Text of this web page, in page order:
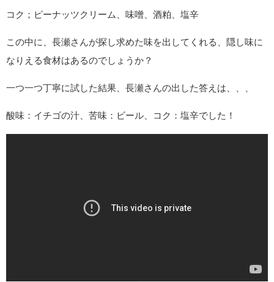
コク；ピーナッツクリーム、味噌、酒粕、塩辛
この中に、長瀬さんが探し求めた味を出してくれる、隠し味に
なりえる食材はあるのでしょうか？
一つ一つ丁寧に試した結果、長瀬さんの出した答えは、、、
酸味：イチゴの汁、苦味：ビール、コク：塩辛でした！